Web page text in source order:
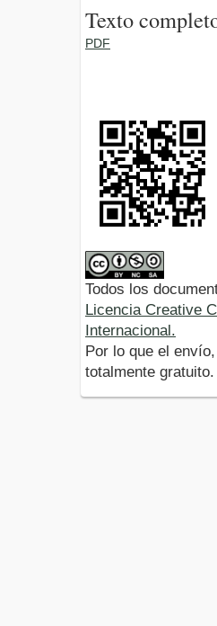
Texto
PDF
Todos los
Licencia Creative
Internacional.
Por lo que el
totalmente gratuito.